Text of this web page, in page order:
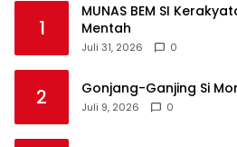
1
MUNAS BEM SI
Mentah
Juli 31, 2026 0
2 Gonjang-Ganjing Si
Juli 9, 2026 0